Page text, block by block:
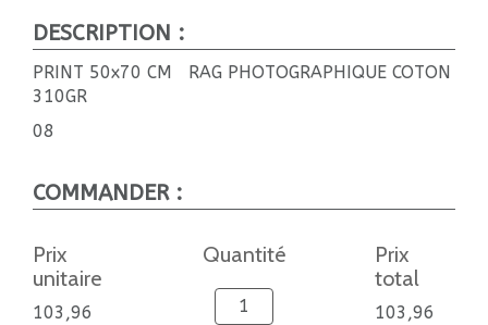
DESCRIPTION :
PRINT 50x70 CM RAG PHOTOGRAPHIQUE COTON
310GR
08
COMMANDER :
Prix
unitaire
103,96
Quantité
Prix
total
103,96